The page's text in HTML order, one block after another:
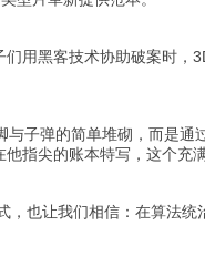
用黑客技术协助破案时，
子弹的简单堆砌，而是通
指尖的账本特写，这个充
也让我们相信：在算法统